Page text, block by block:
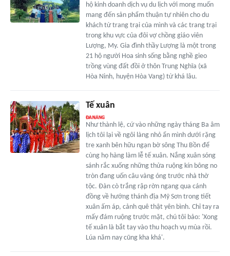
hộ kinh doanh dịch vụ du lịch với mong muốn
mang đến sản phẩm thuận tự nhiên cho du
khách từ trang trại của mình và các trang trại
trong khu vực của đôi vợ chồng giáo viên
Lượng, My. Gia đình thầy Lượng là một trong
21 hộ người Hoa sinh sống bằng nghề gieo
trồng vùng đất đồi ở thôn Trung Nghĩa (xã
Hòa Ninh, huyện Hòa Vang) từ khá lâu.
Tế xuân
Như thành lệ, cứ vào những ngày tháng Ba âm
lịch tôi lại về ngôi làng nhỏ ẩn mình dưới rặng
tre xanh bên hữu ngạn bờ sông Thu Bồn để
cùng họ hàng làm lễ tế xuân. Nắng xuân sóng
sánh rắc xuống những thửa ruộng kín bông no
tròn đang uốn câu vàng óng trước nhà thờ
tộc. Đàn cò trắng rập rờn ngang qua cánh
đồng về hướng thánh địa Mỹ Sơn trong tiết
xuân ấm áp, cảnh quê thật yên bình. Chỉ tay ra
mấy đám ruộng trước mặt, chú tôi bảo: 'Xong
tế xuân là bắt tay vào thu hoạch vụ mùa rồi.
Lúa năm nay cũng kha khá'.